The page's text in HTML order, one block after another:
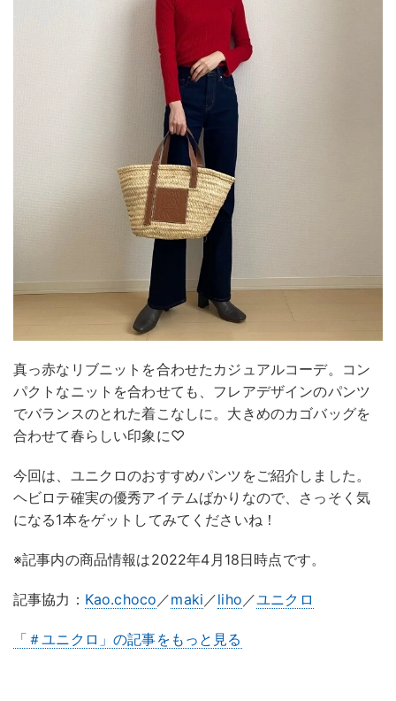
真っ赤なリブニットを合わせたカジュアルコーデ。コン
パクトなニットを合わせても、フレアデザインのパンツ
でバランスのとれた着こなしに。大きめのカゴバッグを
合わせて春らしい印象に♡
今回は、ユニクロのおすすめパンツをご紹介しました。
ヘビロテ確実の優秀アイテムばかりなので、さっそく気
になる1本をゲットしてみてくださいね！
※記事内の商品情報は2022年4月18日時点です。
記事協力： Kao.choco ／maki ／liho ／ユニクロ
「＃ユニクロ」の記事をもっと見る